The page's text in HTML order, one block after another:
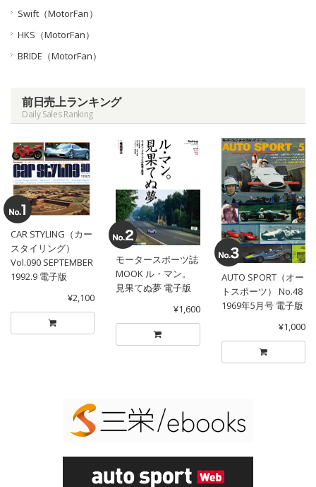
Swift（MotorFan）
HKS（MotorFan）
BRIDE（MotorFan）
前日売上ランキング
Daily Sales Ranking
CAR STYLING（カー
スタイリング）
Vol.090 SEPTEMBER
1992.9 電子版
¥2,100
モータースポーツ誌
MOOK ル・マン。
見果てぬ夢 電子版
¥1,600
AUTO SPORT（オー
トスポーツ） No.48
1969年5月号 電子版
¥1,000